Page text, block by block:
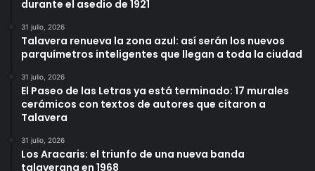
durante el asedio de 1921
31 julio, 2026
Talavera renueva la zona azul: así serán los nuevos
parquímetros inteligentes que llegan a toda la ciudad
31 julio, 2026
El Paseo de las Letras ya está terminado: 17 murales
cerámicos con textos de autores que citaron a
Talavera
31 julio, 2026
Los Aracaris: el triunfo de una nueva banda
talaverana en 1968